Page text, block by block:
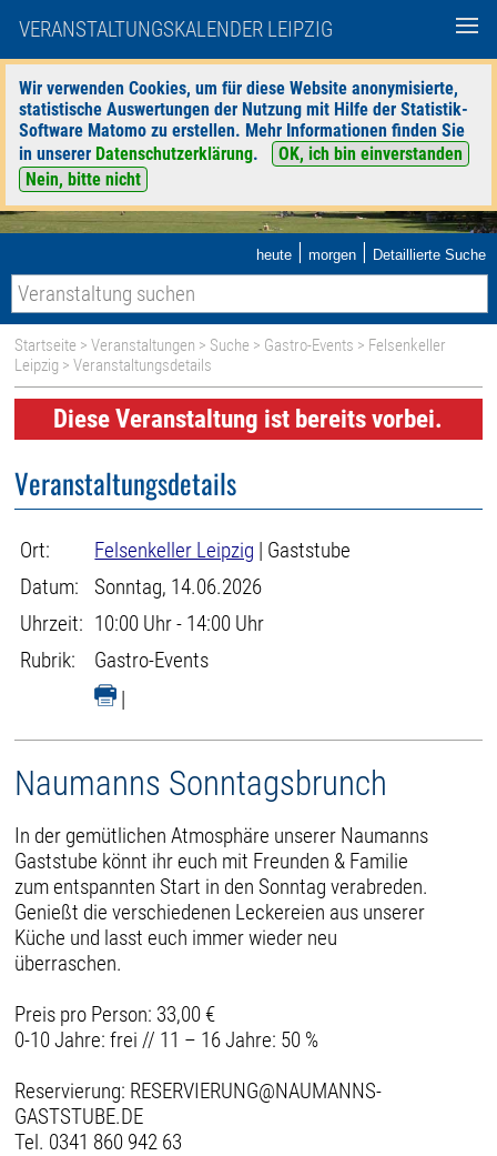
VERANSTALTUNGSKALENDER LEIPZIG
Wir verwenden Cookies, um für diese Website anonymisierte,
statistische Auswertungen der Nutzung mit Hilfe der Statistik-
Software Matomo zu erstellen. Mehr Informationen finden Sie
in unserer Datenschutzerklärung.
OK, ich bin einverstanden
Nein, bitte nicht
heute | morgen | Detaillierte Suche
Startseite >Veranstaltungen > Suche > Gastro-Events > Felsenkeller
Leipzig > Veranstaltungsdetails
Diese Veranstaltung ist bereits vorbei.
Veranstaltungsdetails
Ort: Felsenkeller Leipzig | Gaststube
Datum:
Sonntag, 14.06.2026
Uhrzeit: 10:00 Uhr - 14:00 Uhr
Rubrik:
Gastro-Events
|
Naumanns Sonntagsbrunch
In der gemütlichen Atmosphäre unserer Naumanns
Gaststube könnt ihr euch mit Freunden & Familie
zum entspannten Start in den Sonntag verabreden.
Genießt die verschiedenen Leckereien aus unserer
Küche und lasst euch immer wieder neu
überraschen.
Preis pro Person: 33,00 €
0-10 Jahre: frei // 11 – 16 Jahre: 50 %
Reservierung: RESERVIERUNG@NAUMANNS-
GASTSTUBE.DE
Tel. 0341 860 942 63